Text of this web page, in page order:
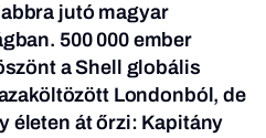
jutó magyar
500 000 ember
a Shell globális
Londonból, de
életen át őrzi: Kapitány